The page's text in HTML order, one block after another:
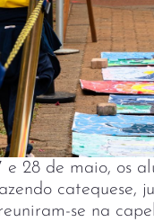
e 28 de maio, os
catequese,
se na